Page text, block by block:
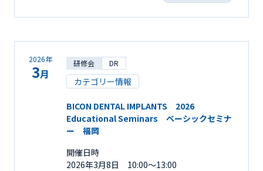
2026年
3月
研修会 DR
カテゴリー情報
BICON DENTAL IMPLANTS 2026
Educational Seminars ベーシックセミナ
ー 福岡
開催日時
2026年3月8日 10:00～13:00